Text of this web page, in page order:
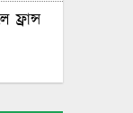
ফ্রান্স